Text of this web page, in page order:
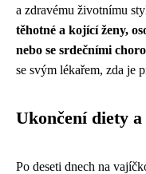
a zdravému životnímu
těhotné a kojící ženy,
nebo se srdečními
se svým lékařem, zda je
Ukončení diety
Po deseti dnech na